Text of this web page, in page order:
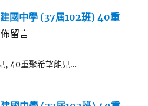
建國中學 (37屆102班) 40重
留言
, 40重聚希望能見…